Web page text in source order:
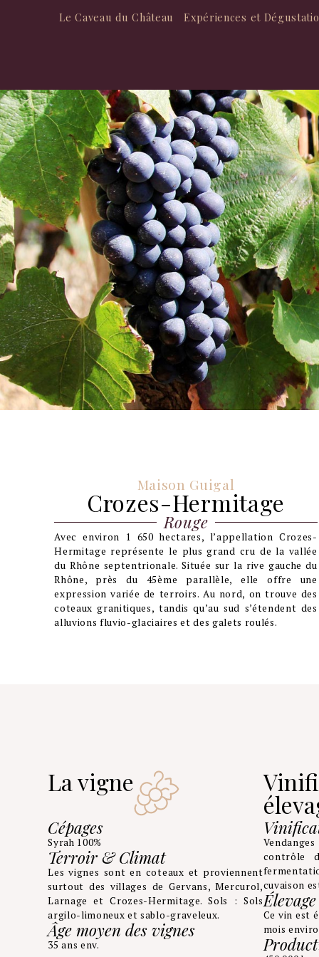
Le Caveau du Château Expériences et
Maison Guigal
Crozes-Hermitage
Rouge
Avec environ 1 650 hectares, l’appellation Crozes-
Hermitage représente le plus grand cru de la vallée
du Rhône septentrionale. Située sur la rive gauche du
Rhône, près du 45ème parallèle, elle offre une
expression variée de terroirs. Au nord, on trouve des
coteaux granitiques, tandis qu’au sud s’étendent des
alluvions fluvio-glaciaires et des galets roulés.
La vigne
Cépages
Syrah 100%
Terroir & Climat
Les vignes sont en coteaux et proviennent
surtout des villages de Gervans, Mercurol,
Larnage et Crozes-Hermitage. Sols : Sols
argilo-limoneux et sablo-graveleux.
Âge moyen des vignes
35 ans env.
contrôle
cuvaison
Élevage
Ce vin est
mois